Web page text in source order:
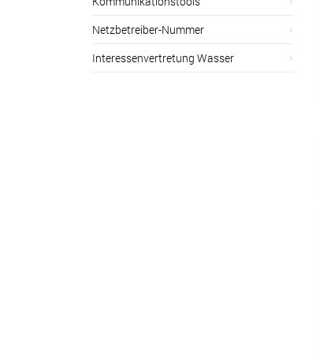
Netzbetreiber-Nummer
Interessenvertretung Wasser